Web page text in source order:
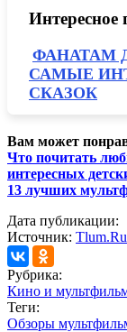
Интересное
ФАНАТАМ
САМЫЕ
СКАЗОК
Вам может
Что почитать
интересных
13 лучших
Дата публикации:
Источник: Tlum.Ru
Рубрика:
Кино и
Теги:
Обзоры